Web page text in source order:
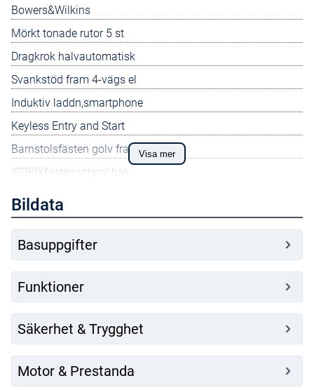
Bowers&Wilkins
Mörkt tonade rutor 5 st
Dragkrok halvautomatisk
Svankstöd fram 4-vägs el
Induktiv laddn,smartphone
Keyless Entry and Start
Barnstolsfästen golv fram
ISOFIXfästen ytterpl bak
Stolsminne passagerarstol
Dynförlängning fram
Klimatanläggning 4 zon
Dolda slutrör
Ytterbacksp eluppvärmda
Framstolar eluppvärmda
Takrails integr bl-svarta
Visa mer
Bildata
Basuppgifter
Funktioner
Säkerhet & Trygghet
Motor & Prestanda